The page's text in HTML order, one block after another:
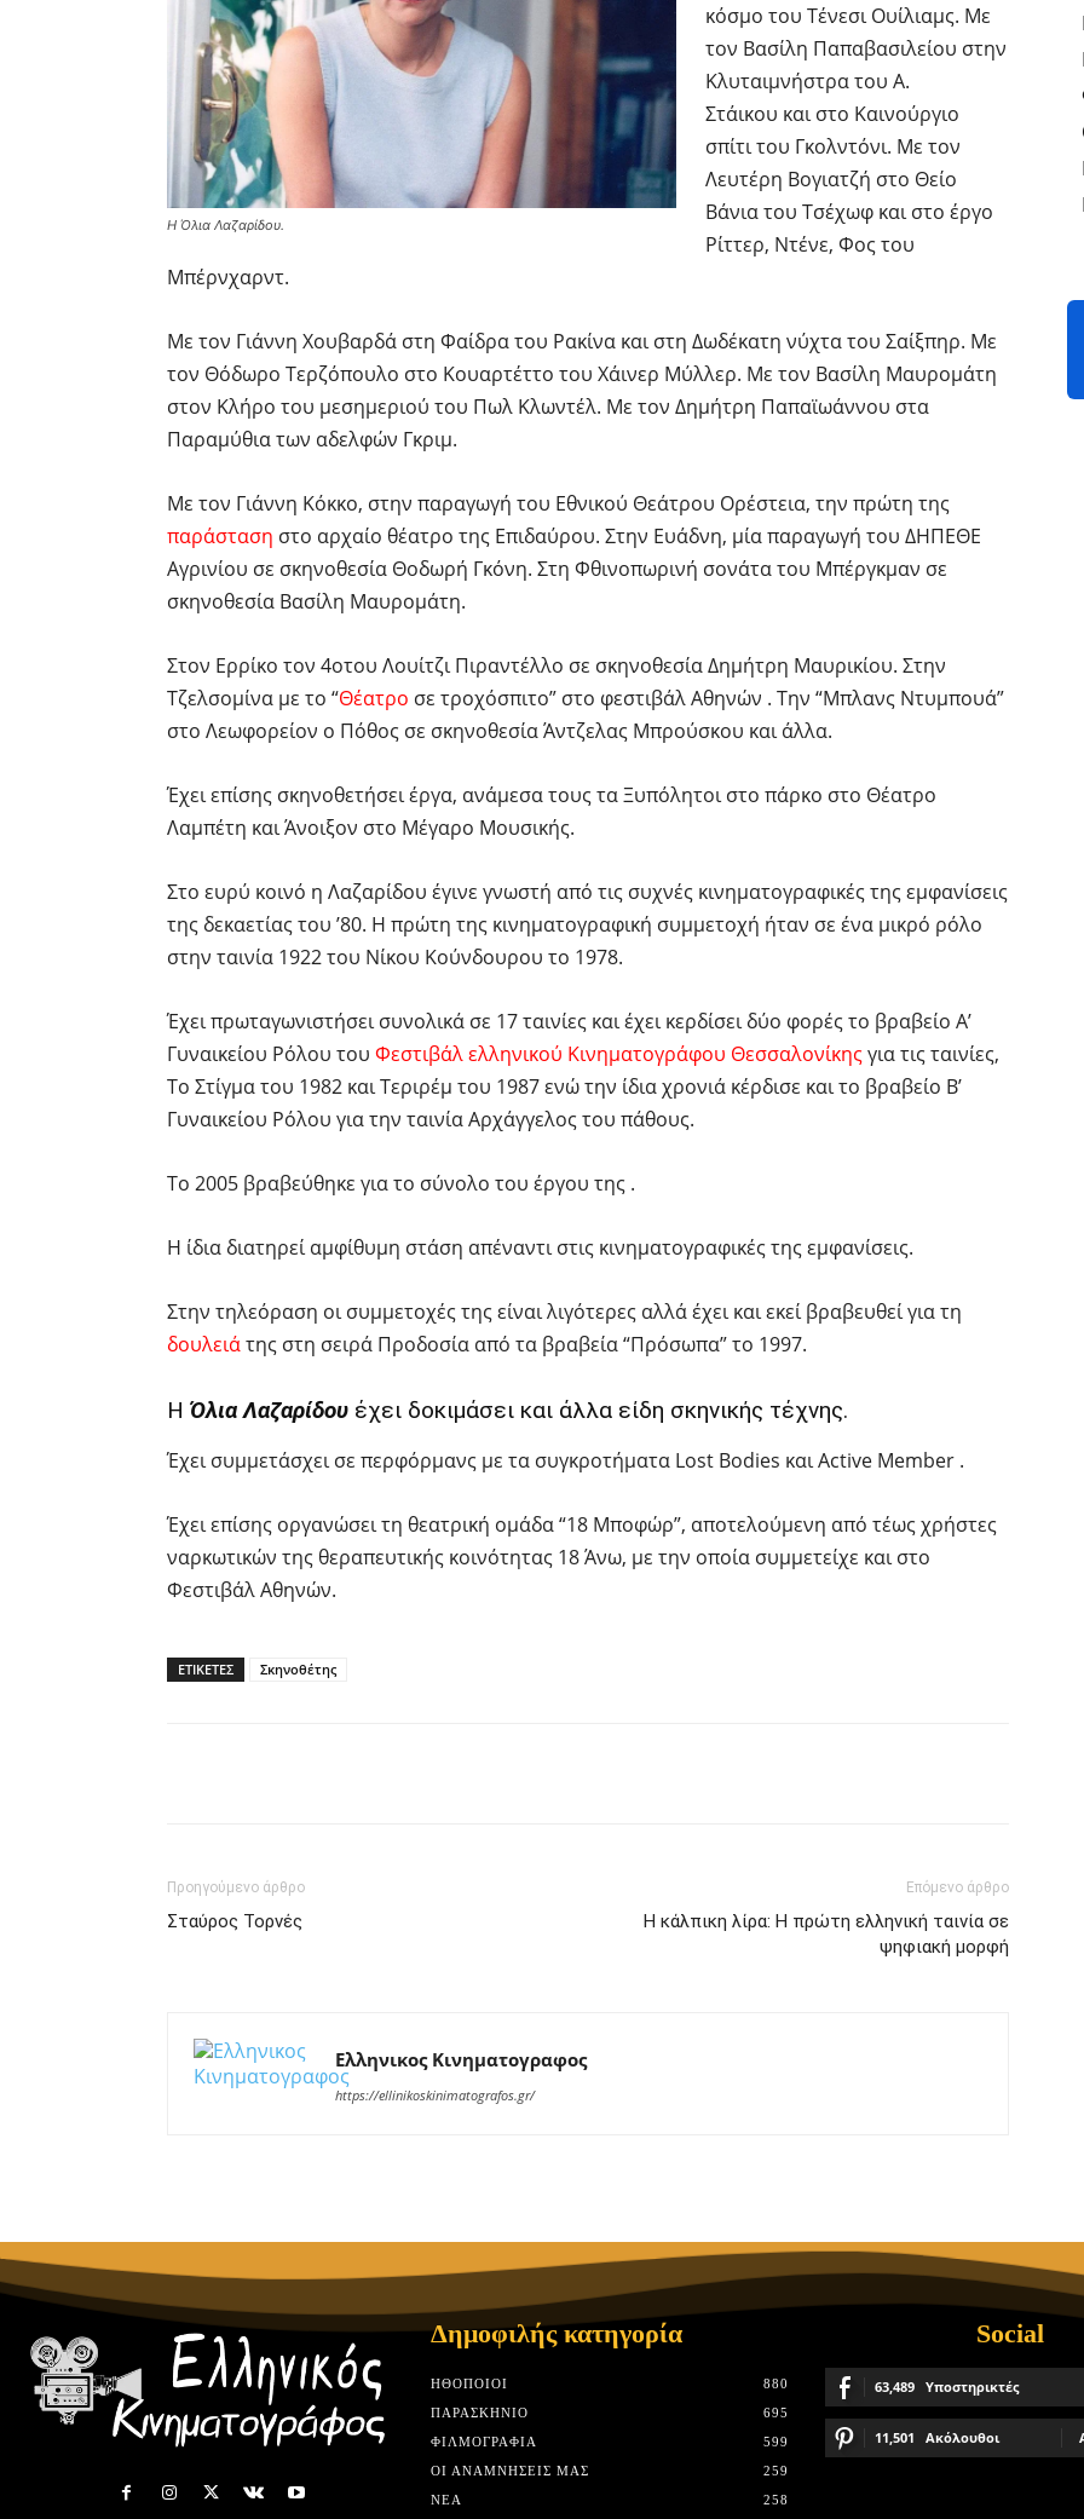
Η Όλια Λαζαρίδου.
κόσμο του Τένεσι Ουίλιαμς. Με
τον Βασίλη Παπαβασιλείου στην
Κλυταιμνήστρα του Α.
Στάικου και στο Καινούργιο
σπίτι του Γκολντόνι. Με τον
Λευτέρη Βογιατζή στο Θείο
Βάνια του Τσέχωφ και στο έργο
Ρίττερ, Ντένε, Φος του
Μπέρνχαρντ.
Με τον Γιάννη Χουβαρδά στη Φαίδρα του Ρακίνα και στη Δωδέκατη νύχτα του Σαίξπηρ. Με
τον Θόδωρο Τερζόπουλο στο Κουαρτέττο του Χάινερ Μύλλερ. Με τον Βασίλη Μαυρομάτη
στον Κλήρο του μεσημεριού του Πωλ Κλωντέλ. Με τον Δημήτρη Παπαϊωάννου στα
Παραμύθια των αδελφών Γκριμ.
Με τον Γιάννη Κόκκο, στην παραγωγή του Εθνικού Θεάτρου Ορέστεια, την πρώτη της
παράσταση στο αρχαίο θέατρο της Επιδαύρου. Στην Ευάδνη, μία παραγωγή του ΔΗΠΕΘΕ
Αγρινίου σε σκηνοθεσία Θοδωρή Γκόνη. Στη Φθινοπωρινή σονάτα του Μπέργκμαν σε
σκηνοθεσία Βασίλη Μαυρομάτη.
Στον Ερρίκο τον 4οτου Λουίτζι Πιραντέλλο σε σκηνοθεσία Δημήτρη Μαυρικίου. Στην
Τζελσομίνα με το “Θέατρο σε τροχόσπιτο” στο φεστιβάλ Αθηνών . Την “Μπλανς Ντυμπουά”
στο Λεωφορείον ο Πόθος σε σκηνοθεσία Άντζελας Μπρούσκου και άλλα.
Έχει επίσης σκηνοθετήσει έργα, ανάμεσα τους τα Ξυπόλητοι στο πάρκο στο Θέατρο
Λαμπέτη και Άνοιξον στο Μέγαρο Μουσικής.
Στο ευρύ κοινό η Λαζαρίδου έγινε γνωστή από τις συχνές κινηματογραφικές της εμφανίσεις
της δεκαετίας του ’80. Η πρώτη της κινηματογραφική συμμετοχή ήταν σε ένα μικρό ρόλο
στην ταινία 1922 του Νίκου Κούνδουρου το 1978.
Έχει πρωταγωνιστήσει συνολικά σε 17 ταινίες και έχει κερδίσει δύο φορές το βραβείο Α’
Γυναικείου Ρόλου του Φεστιβάλ ελληνικού Κινηματογράφου Θεσσαλονίκηςγια τις ταινίες,
Το Στίγμα του 1982 και Τεριρέμ του 1987 ενώ την ίδια χρονιά κέρδισε και το βραβείο Β’
Γυναικείου Ρόλου για την ταινία Αρχάγγελος του πάθους.
Το 2005 βραβεύθηκε για το σύνολο του έργου της .
Η ίδια διατηρεί αμφίθυμη στάση απέναντι στις κινηματογραφικές της εμφανίσεις.
Στην τηλεόραση οι συμμετοχές της είναι λιγότερες αλλά έχει και εκεί βραβευθεί για τη
δουλειάτης στη σειρά Προδοσία από τα βραβεία “Πρόσωπα” το 1997.
Η Όλια Λαζαρίδου έχει δοκιμάσει και άλλα είδη σκηνικής τέχνης.
Έχει συμμετάσχει σε περφόρμανς με τα συγκροτήματα Lost Bodies και Active Member .
Έχει επίσης οργανώσει τη θεατρική ομάδα “18 Μποφώρ”, αποτελούμενη από τέως χρήστες
ναρκωτικών της θεραπευτικής κοινότητας 18 Άνω, με την οποία συμμετείχε και στο
Φεστιβάλ Αθηνών.
ΕΤΙΚΕΤΕΣ Σκηνοθέτης
Προηγούμενο άρθρο
Σταύρος Τορνές
Επόμενο άρθρο
Η κάλπικη λίρα: Η πρώτη ελληνική ταινία σε
ψηφιακή μορφή
Ελληνικος Κινηματογραφος
https://ellinikoskinimatografos.gr/
Δημοφιλής κατηγορία
HΘΟΠΟΙΟΊ
880
ΠΑΡΑΣΚΉΝΙΟ
695
ΦΙΛΜΟΓΡΑΦΊΑ
599
ΟΙ ΑΝΑΜΝΉΣΕΙΣ ΜΑΣ
259
ΝΈΑ
258
Social
63,489 Υποστηρικτές
11,501 Ακόλουθοι